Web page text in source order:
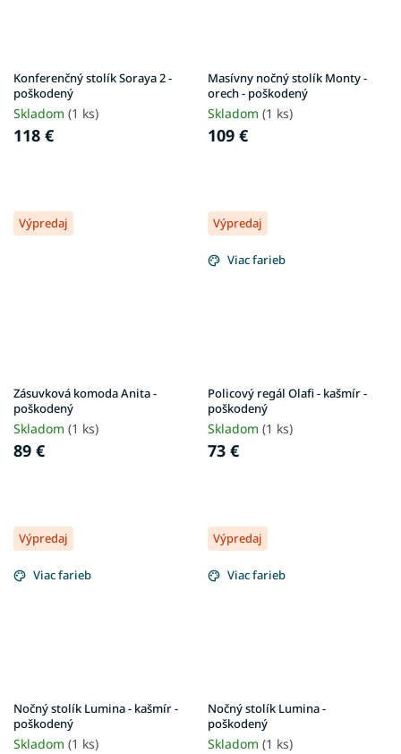
Konferenčný stolík Soraya 2 -
poškodený
Skladom (1 ks)
118 €
Masívny nočný stolík Monty -
orech - poškodený
Skladom (1 ks)
109 €
Výpredaj
Zásuvková komoda Anita -
poškodený
Skladom (1 ks)
89 €
Výpredaj
Viac farieb
Policový regál Olafi - kašmír -
poškodený
Skladom (1 ks)
73 €
Výpredaj
Viac farieb
Nočný stolík Lumina - kašmír -
poškodený
Skladom (1 ks)
Výpredaj
Viac farieb
Nočný stolík Lumina -
poškodený
Skladom (1 ks)